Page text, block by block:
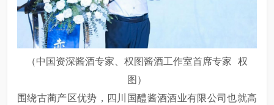
（中国资深酱酒专家、权图酱酒工作室首席专家 权
图）
围绕古蔺产区优势，四川国醴酱酒酒业有限公司也就高